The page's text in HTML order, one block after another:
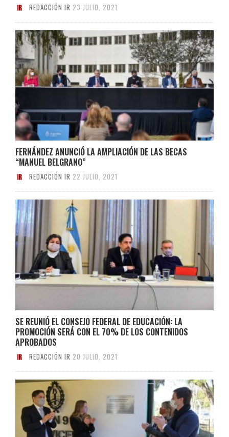
REDACCIÓN IR 23 JULIO, 2021
FERNÁNDEZ ANUNCIÓ LA AMPLIACIÓN DE LAS BECAS
“MANUEL BELGRANO”
REDACCIÓN IR 22 JULIO, 2021
SE REUNIÓ EL CONSEJO FEDERAL DE EDUCACIÓN: LA
PROMOCIÓN SERÁ CON EL 70% DE LOS CONTENIDOS
APROBADOS
REDACCIÓN IR 20 JULIO, 2021